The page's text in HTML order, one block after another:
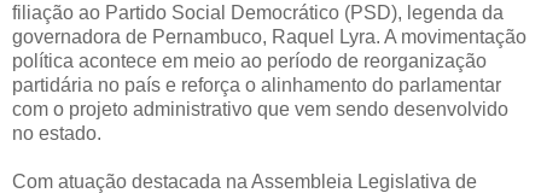
filiação ao Partido Social Democrático (PSD), legenda da
governadora de Pernambuco, Raquel Lyra. A movimentação
política acontece em meio ao período de reorganização
partidária no país e reforça o alinhamento do parlamentar
com o projeto administrativo que vem sendo desenvolvido
no estado.
Com atuação destacada na Assembleia Legislativa de